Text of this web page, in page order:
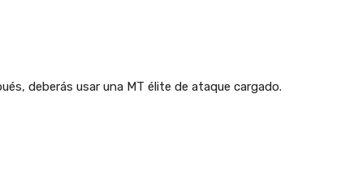
deberás usar una MT élite de ataque cargado.